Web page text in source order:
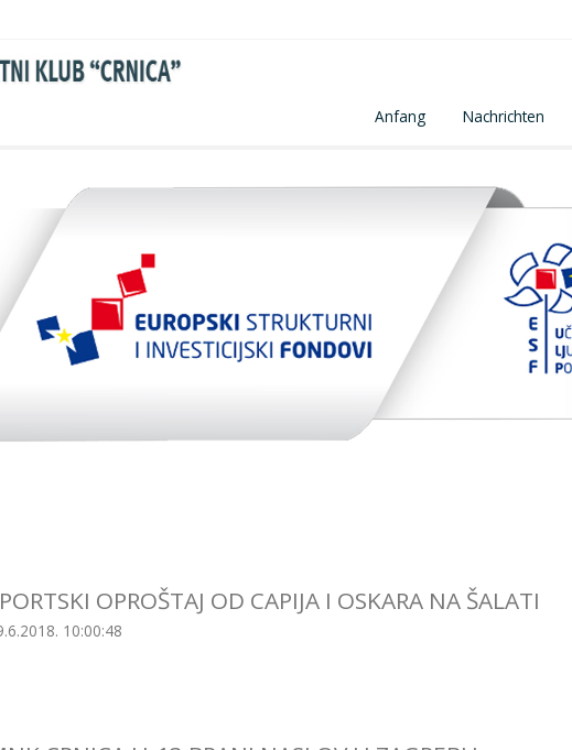
Anfang Nachrichten
OPROŠTAJ OD CAPIJA I OSKARA NA ŠALATI
10:00:48